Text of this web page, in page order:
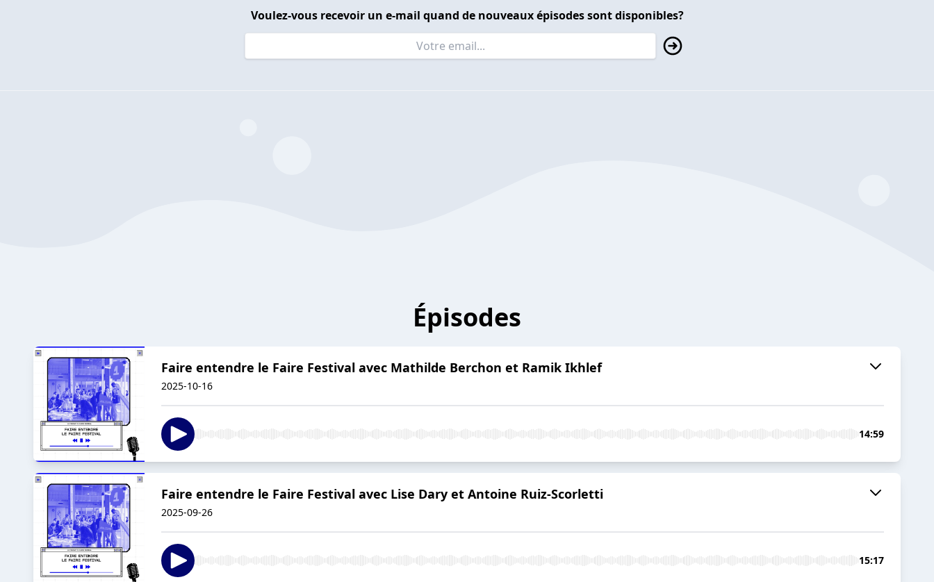
Voulez-vous recevoir un e-mail quand de nouveaux épisodes sont disponibles?
Épisodes
Faire entendre le Faire Festival avec Mathilde Berchon et Ramik Ikhlef
2025-10-16
14:59
Faire entendre le Faire Festival avec Lise Dary et Antoine Ruiz-Scorletti
2025-09-26
15:17